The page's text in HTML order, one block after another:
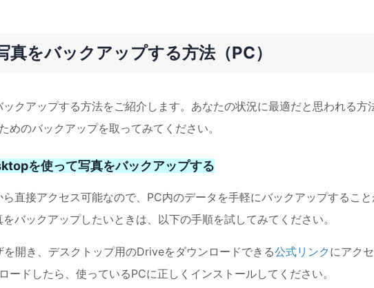
をバックアップする方法（PC）
クアップする方法をご紹介します。あなたの状況に最適だと思われる方
めのバックアップを取ってみてください。
を使って写真をバックアップする
直接アクセス可能なので、PC内のデータを手軽にバックアップするこ
バックアップしたいときは、以下の手順を試してみてください。
を開き、デスクトップ用のDriveをダウンロードできる公式リンク にアク
ードしたら、使っているPCに正しくインストールしてください。